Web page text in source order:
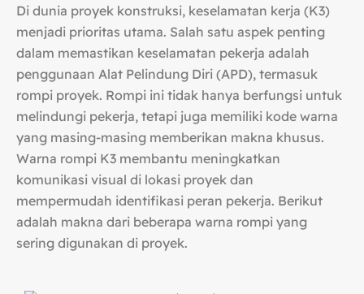
Di dunia proyek konstruksi, keselamatan kerja (K3)
menjadi prioritas utama. Salah satu aspek penting
dalam memastikan keselamatan pekerja adalah
penggunaan Alat Pelindung Diri (APD), termasuk
rompi proyek. Rompi ini tidak hanya berfungsi untuk
melindungi pekerja, tetapi juga memiliki kode warna
yang masing-masing memberikan makna khusus.
Warna rompi K3 membantu meningkatkan
komunikasi visual di lokasi proyek dan
mempermudah identifikasi peran pekerja. Berikut
adalah makna dari beberapa warna rompi yang
sering digunakan di proyek.